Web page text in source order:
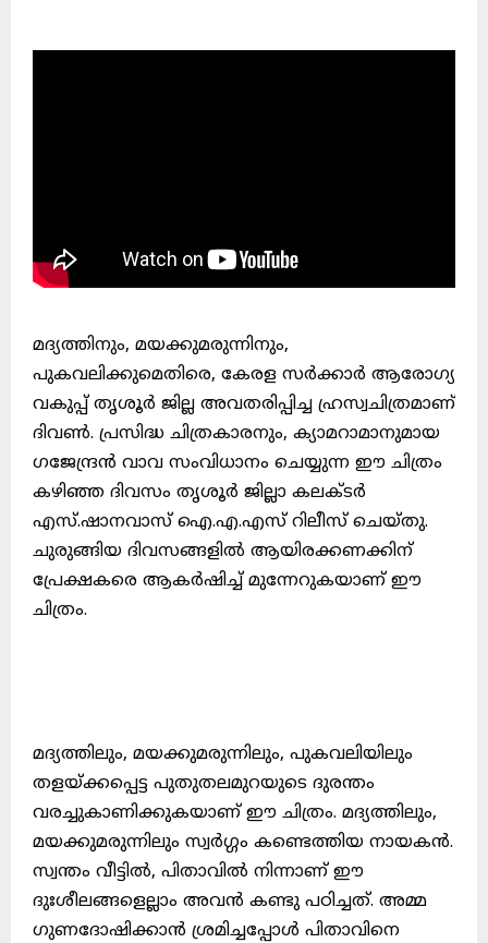
മദ്യത്തിനും, മയക്കുമരുന്നിനും,
പുകവലിക്കുമെതിരെ, കേരള സർക്കാർ ആരോഗ്യ
വകുപ്പ് തൃശൂർ ജില്ല അവതരിപ്പിച്ച ഹ്രസ്വചിത്രമാണ്
ദിവൺ. പ്രസിദ്ധ ചിത്രകാരനും, ക്യാമറാമാനുമായ
ഗജേന്ദ്രൻ വാവ സംവിധാനം ചെയ്യുന്ന ഈ ചിത്രം
കഴിഞ്ഞ ദിവസം തൃശൂർ ജില്ലാ കലക്ടർ
എസ്.ഷാനവാസ് ഐ.എ.എസ് റിലീസ് ചെയ്തു.
ചുരുങ്ങിയ ദിവസങ്ങളിൽ ആയിരക്കണക്കിന്
പ്രേക്ഷകരെ ആകർഷിച്ച് മുന്നേറുകയാണ് ഈ
ചിത്രം.
മദ്യത്തിലും, മയക്കുമരുന്നിലും, പുകവലിയിലും
തളയ്ക്കപ്പെട്ട പുതുതലമുറയുടെ ദുരന്തം
വരച്ചുകാണിക്കുകയാണ് ഈ ചിത്രം. മദ്യത്തിലും,
മയക്കുമരുന്നിലും സ്വർഗ്ഗം കണ്ടെത്തിയ നായകൻ.
സ്വന്തം വീട്ടിൽ, പിതാവിൽ നിന്നാണ് ഈ
ദുഃശീലങ്ങളെല്ലാം അവൻ കണ്ടു പഠിച്ചത്. അമ്മ
ഗുണദോഷിക്കാൻ ശ്രമിച്ചപ്പോൾ പിതാവിനെ